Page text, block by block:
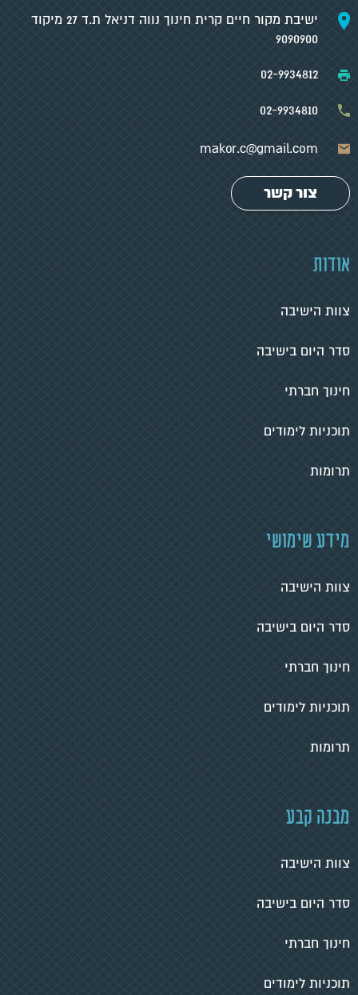
ישיבת מקור חיים קרית חינוך נווה דניאל ת.ד 27 מיקוד
9090900
02-9934812
02-9934810
makor.c@gmail.com
צור קשר
אודות
צוות הישיבה
סדר היום בישיבה
חינוך חברתי
תוכניות לימודים
תרומות
מידע שימושי
צוות הישיבה
סדר היום בישיבה
חינוך חברתי
תוכניות לימודים
תרומות
מבנה קבע
צוות הישיבה
סדר היום בישיבה
חינוך חברתי
תוכניות לימודים